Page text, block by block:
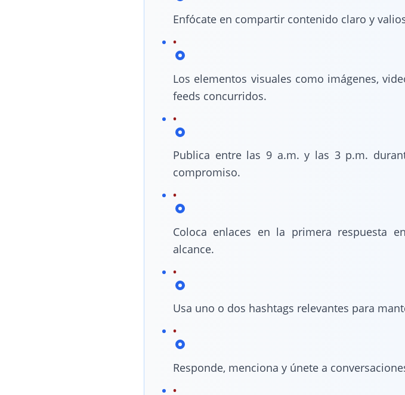
Enfócate en compartir contenido claro y
Los elementos visuales como imágenes,
feeds concurridos.
Publica entre las 9 a.m. y las 3 p.m.
compromiso.
Coloca enlaces en la primera respuesta
alcance.
Usa uno o dos hashtags relevantes para
Responde, menciona y únete a